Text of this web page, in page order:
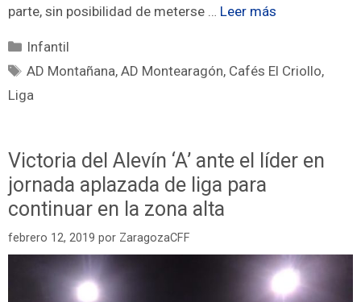
parte, sin posibilidad de meterse … Leer más
Infantil
AD Montañana,AD Montearagón, Cafés El Criollo,
Liga
Victoria del Alevín ‘A’ ante el líder en
jornada aplazada de liga para
continuar en la zona alta
febrero 12, 2019 por ZaragozaCFF